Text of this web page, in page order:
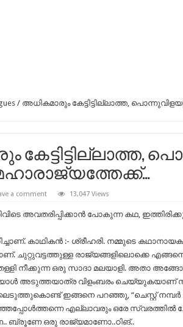
/ അധികമാരും കേട്ടിട്ടില്ലാത്ത,
കേട്ടിട്ടില്ലാത്ത,
a comment 13,047 Views
അവതരിപ്പിക്കാൻ പോകുന്ന കഥ,
കാഥികൻ :- ശ്രീഹരി. നമ്മുടെ
ചുറ്റുവട്ടത്തുള്ള രാജ്യങ്ങളിലൊക്കെ എങ്ങനെ
തള്ളി നീക്കുന്ന ഒരു സാദാ മലയാളി. അതാ
അടുത്തയാത്ര വിളംബരം
ഇങ്ങനെ പറഞ്ഞു, “ചെസ്റ്റ് നമ്പർ
എല്ലാവരും ഒരേ സ്വരത്തിൽ
ബ്രൂണേ ഒരു രാജ്യമാണോ..ഠിങ്..